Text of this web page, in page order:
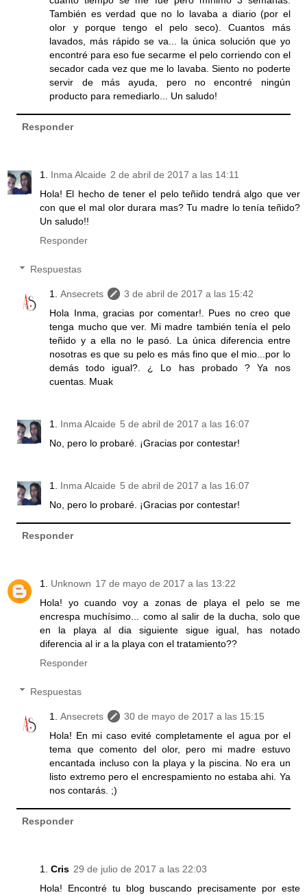
También es verdad que no lo lavaba a diario (por el
olor y porque tengo el pelo seco). Cuantos más
lavados, más rápido se va... la única solución que yo
encontré para eso fue secarme el pelo corriendo con el
secador cada vez que me lo lavaba. Siento no poderte
servir de más ayuda, pero no encontré ningún
producto para remediarlo... Un saludo!
Responder
Inma Alcaide 2 de abril de 2017 a las 14:11
Hola! El hecho de tener el pelo teñido tendrá algo que ver
con que el mal olor durara mas? Tu madre lo tenía teñido?
Un saludo!!
Responder
Respuestas
Ansecrets
3 de abril de 2017 a las 15:42
Hola Inma, gracias por comentar!. Pues no creo que
tenga mucho que ver. Mi madre también tenía el pelo
teñido y a ella no le pasó. La única diferencia entre
nosotras es que su pelo es más fino que el mio...por lo
demás todo igual?. ¿ Lo has probado ? Ya nos
cuentas. Muak
Inma Alcaide 5 de abril de 2017 a las 16:07
No, pero lo probaré. ¡Gracias por contestar!
Inma Alcaide 5 de abril de 2017 a las 16:07
No, pero lo probaré. ¡Gracias por contestar!
Responder
Unknown 17 de mayo de 2017 a las 13:22
Hola! yo cuando voy a zonas de playa el pelo se me
encrespa muchísimo... como al salir de la ducha, solo que
en la playa al dia siguiente sigue igual, has notado
diferencia al ir a la playa con el tratamiento??
Responder
Respuestas
Ansecrets
30 de mayo de 2017 a las 15:15
Hola! En mi caso evité completamente el agua por el
tema que comento del olor, pero mi madre estuvo
encantada incluso con la playa y la piscina. No era un
listo extremo pero el encrespamiento no estaba ahi. Ya
nos contarás. ;)
Responder
Cris 29 de julio de 2017 a las 22:03
Hola! Encontré tu blog buscando precisamente por este